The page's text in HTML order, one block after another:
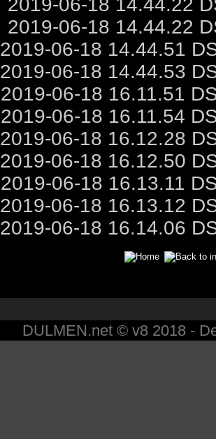
2019-06-18 14.44.22
2019-06-18 14.44.22
2019-06-18 14.44.51
2019-06-18 14.44.53
2019-06-18 16.11.51
2019-06-18 16.11.54
2019-06-18 16.12.28
2019-06-18 16.12.50
2019-06-18 16.13.11
2019-06-18 16.13.12
2019-06-18 16.14.06
DULMEN.net © v8 2018 -